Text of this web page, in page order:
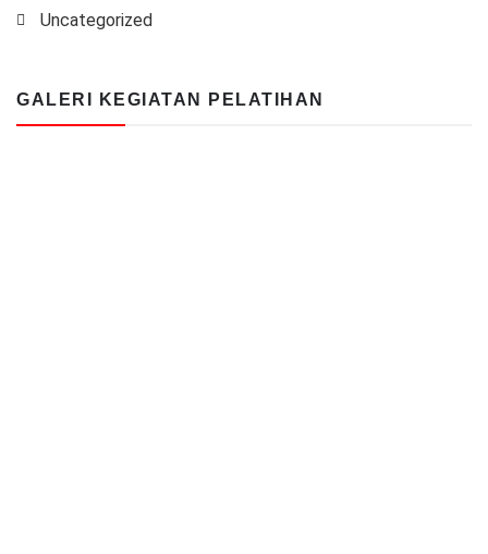
Uncategorized
GALERI KEGIATAN PELATIHAN